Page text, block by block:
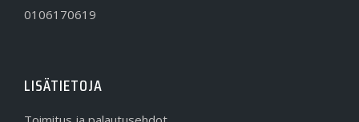
0106170619
LISÄTIETOJA